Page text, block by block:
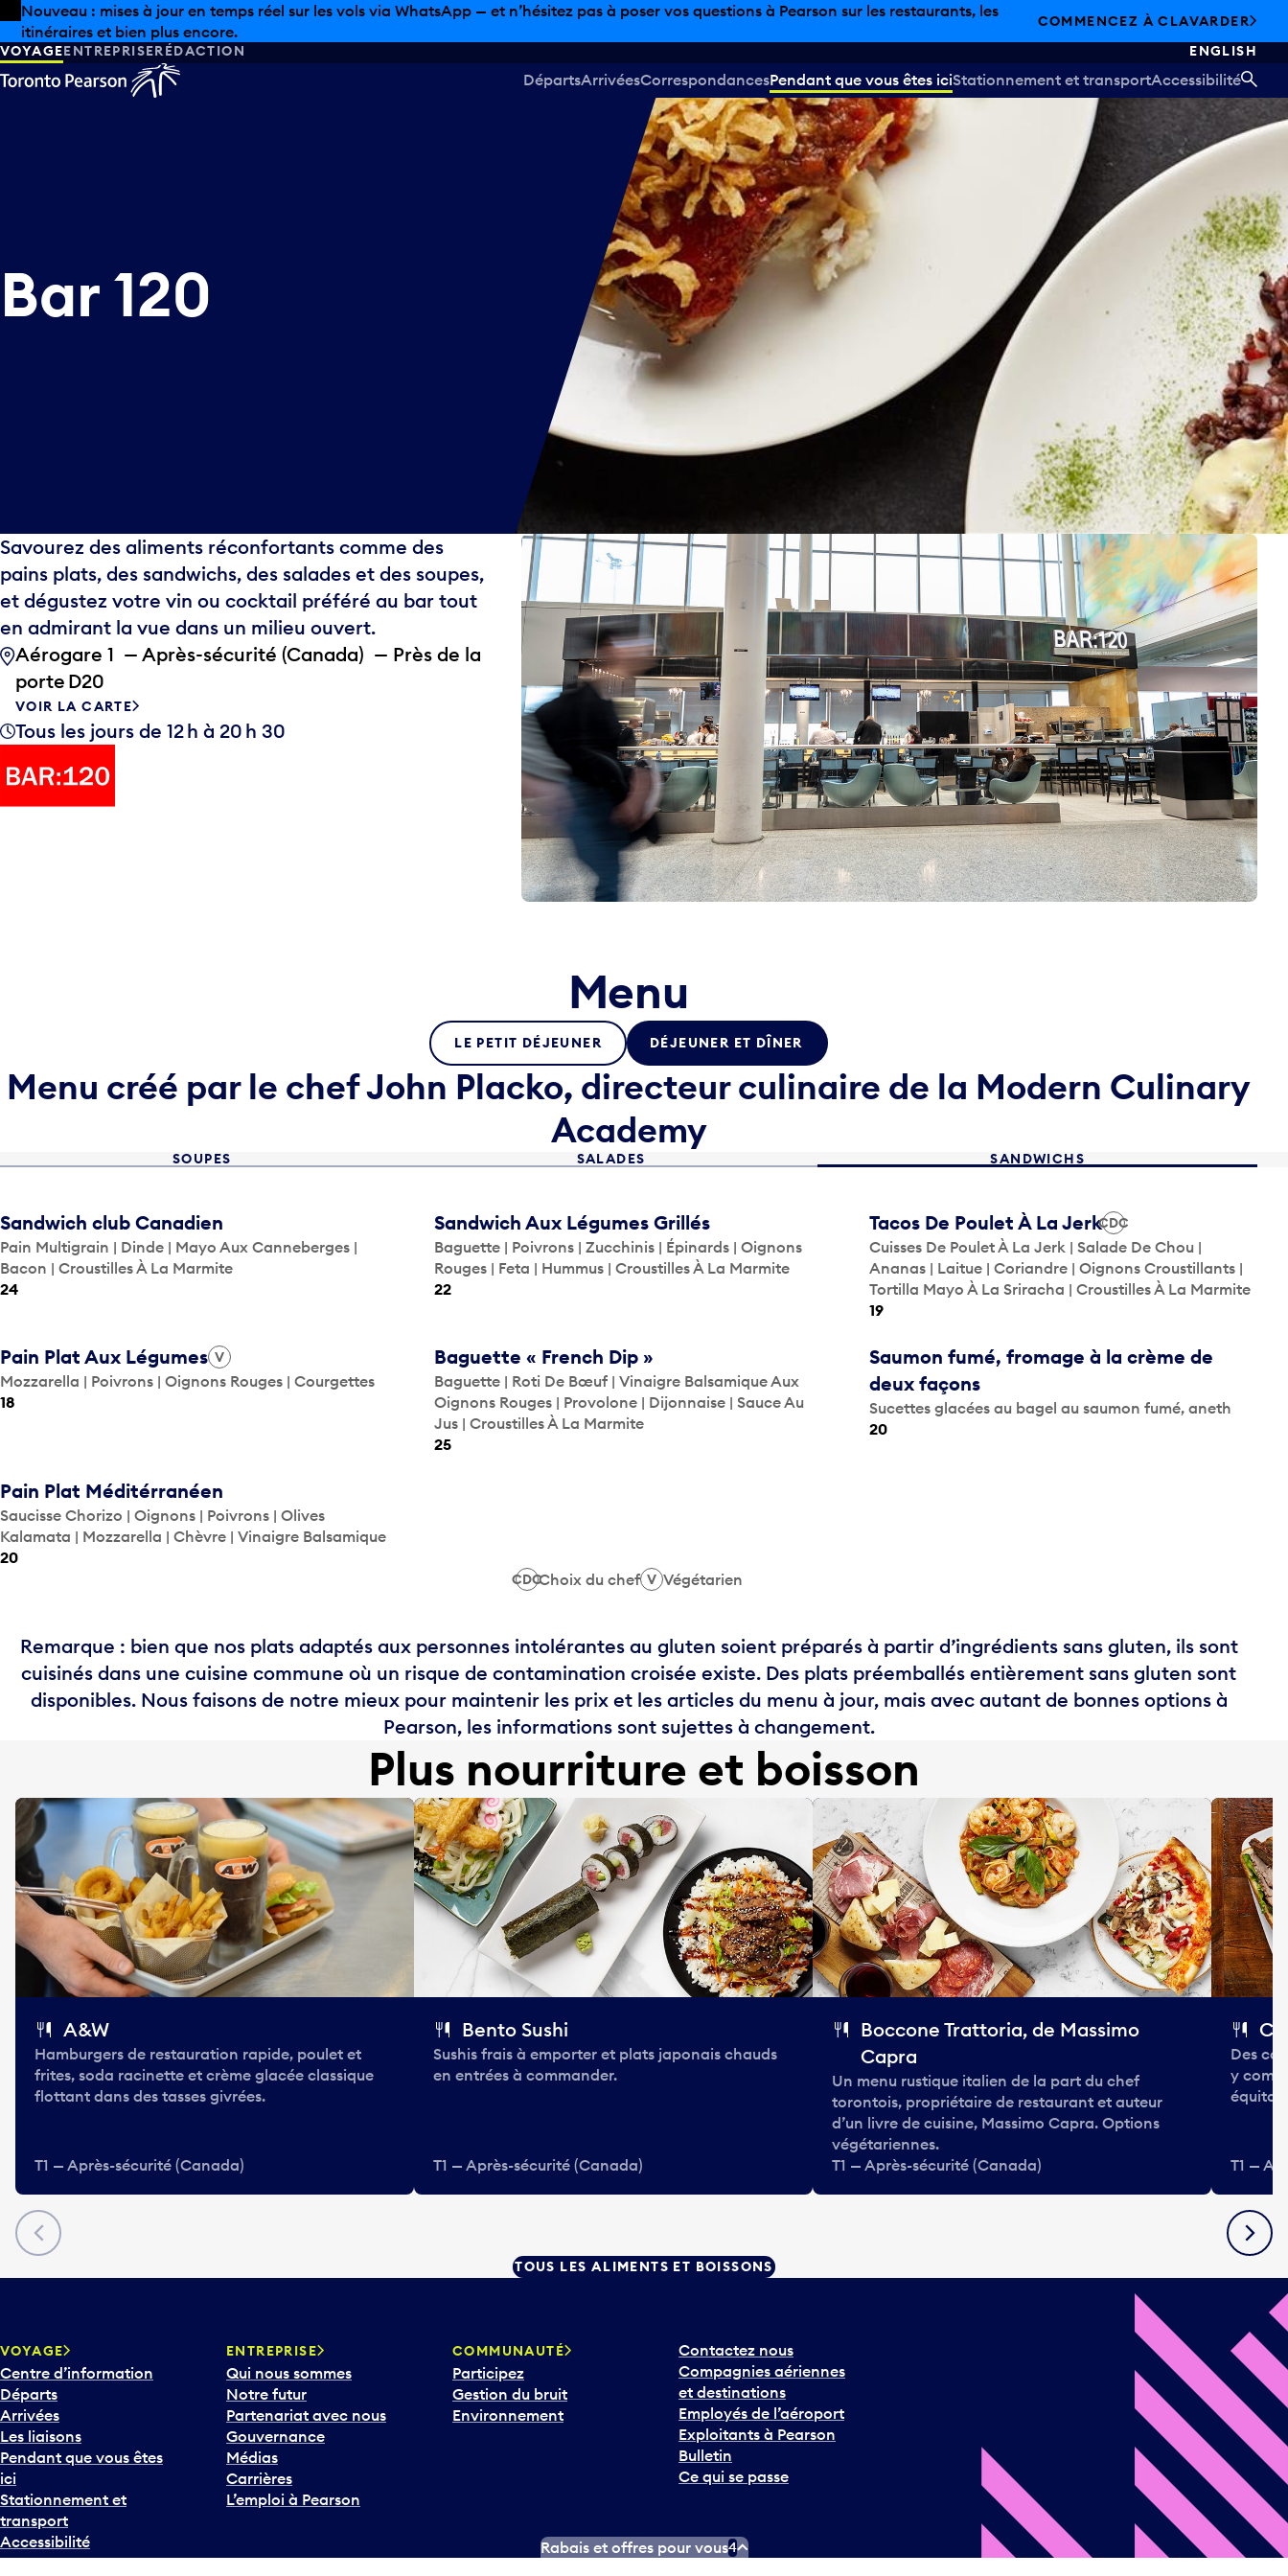
Skip to offers
Passer au contenu principal
Nouveau : mises à jour en temps réel sur les vols via WhatsApp — et n’hésitez pas à poser vos questions à Pearson sur les restaurants, les
itinéraires et bien plus encore.
COMMENCEZ À CLAVARDER
VOYAGEENTREPRISERÉDACTION ENGLISH
DépartsArrivéesCorrespondancesPendant que vous êtes iciStationnement et transportAccessibilité
Bar 120
Savourez des aliments réconfortants comme des
pains plats, des sandwichs, des salades et des soupes,
et dégustez votre vin ou cocktail préféré au bar tout
en admirant la vue dans un milieu ouvert.
Aérogare 1 — Après-sécurité (Canada) — Près de la
porte D20
VOIR LA CARTE
Tous les jours de 12 h à 20 h 30
Menu
LE PETIT DÉJEUNER DÉJEUNER ET DÎNER
Menu créé par le chef John Placko, directeur culinaire de la Modern Culinary
Academy
SOUPES SALADES SANDWICHS
Sandwich club Canadien
Pain Multigrain | Dinde | Mayo Aux Canneberges |
Bacon | Croustilles À La Marmite
24
Sandwich Aux Légumes Grillés
Baguette | Poivrons | Zucchinis | Épinards | Oignons
Rouges | Feta | Hummus | Croustilles À La Marmite
22
Tacos De Poulet À La JerkCDC
Cuisses De Poulet À La Jerk | Salade De Chou |
Ananas | Laitue | Coriandre | Oignons Croustillants |
Tortilla Mayo À La Sriracha | Croustilles À La Marmite
19
Pain Plat Aux Légumes V
Mozzarella | Poivrons | Oignons Rouges | Courgettes
18
Baguette « French Dip »
Baguette | Roti De Bœuf | Vinaigre Balsamique Aux
Oignons Rouges | Provolone | Dijonnaise | Sauce Au
Jus | Croustilles À La Marmite
25
Saumon fumé, fromage à la crème de
deux façons
Sucettes glacées au bagel au saumon fumé, aneth
20
Pain Plat Méditérranéen
Saucisse Chorizo | Oignons | Poivrons | Olives
Kalamata | Mozzarella | Chèvre | Vinaigre Balsamique
20
CDCChoix du chef V Végétarien
Remarque : bien que nos plats adaptés aux personnes intolérantes au gluten soient préparés à partir d’ingrédients sans gluten, ils sont
cuisinés dans une cuisine commune où un risque de contamination croisée existe. Des plats préemballés entièrement sans gluten sont
disponibles. Nous faisons de notre mieux pour maintenir les prix et les articles du menu à jour, mais avec autant de bonnes options à
Pearson, les informations sont sujettes à changement.
Plus nourriture et boisson
Précédent
A&W
Hamburgers de restauration rapide, poulet et
frites, soda racinette et crème glacée classique
flottant dans des tasses givrées.
T1 — Après-sécurité (Canada)
Bento Sushi
Sushis frais à emporter et plats japonais chauds
en entrées à commander.
T1 — Après-sécurité (Canada)
Boccone Trattoria, de Massimo
Capra
Un menu rustique italien de la part du chef
torontois, propriétaire de restaurant et auteur
d’un livre de cuisine, Massimo Capra. Options
végétariennes.
T1 — Après-sécurité (Canada)
Des
y
T1 —
TOUS LES ALIMENTS ET BOISSONS
VOYAGE
Centre d’information
Départs
Arrivées
Les liaisons
Pendant que vous êtes
ici
Stationnement et
transport
Accessibilité
ENTREPRISE
Qui nous sommes
Notre futur
Partenariat avec nous
Gouvernance
Médias
Carrières
L’emploi à Pearson
COMMUNAUTÉ
Participez
Gestion du bruit
Environnement
Contactez nous
Compagnies aériennes
et destinations
Employés de l’aéroport
Exploitants à Pearson
Bulletin
Ce qui se passe
Rabais et offres pour vous4